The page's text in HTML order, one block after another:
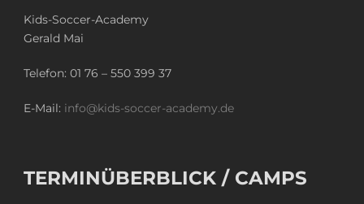
Kids-Soccer-Academy
Gerald Mai
Telefon: 01 76 – 550 399 37
E-Mail: info@kids-soccer-academy.de
TERMINÜBERBLICK / CAMPS